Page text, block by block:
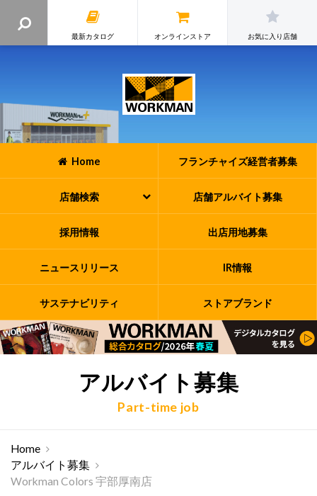
最新カタログ オンラインストア お気に入り店舗
Home フランチャイズ経営者募集
店舗検索 店舗アルバイト募集
採用情報 出店用地募集
ニュースリリース IR情報
サステナビリティ ストアブランド
アルバイト募集
Part-time job
Home
アルバイト募集
Workman Colors 宇部厚南店